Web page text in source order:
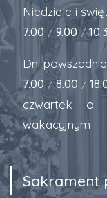
Niedziele i
7.00 / 9.00 /
Dni
7.00 / 8.00 /
czwartek
wakacyjnym
Sakrament